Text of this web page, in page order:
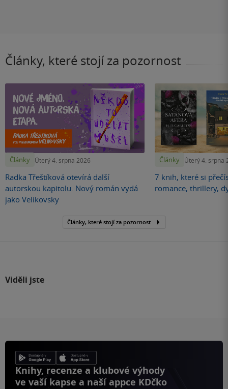
Články, které stojí za pozornost
Články Úterý 4. srpna 2026
Radka Třeštíková otevírá další
autorskou kapitolu. Nový román vydá
jako Velikovsky
Články Úterý 4. srpna
7 knih, které si
romance, thrillery,
Články, které stojí za pozornost
Viděli jste
Knihy, recenze a klubové výhody
ve vaší kapse a naší appce KDčko